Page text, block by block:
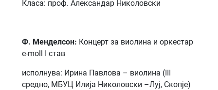
Класа: проф. Александар Николовски
Ф. Менделсон: Концерт за виолина и оркестар
e-moll I став
исполнува: Ирина Павлова – виолина (III
средно, МБУЦ Илија Николовски –Луј, Скопје)